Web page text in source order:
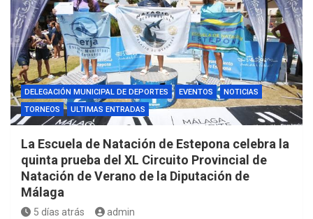
DELEGACIÓN MUNICIPAL DE DEPORTES EVENTOS
NOTICIAS
TORNEOS
ULTIMAS ENTRADAS
La Escuela de Natación de Estepona celebra la
quinta prueba del XL Circuito Provincial de
Natación de Verano de la Diputación de
Málaga
5 días atrás admin